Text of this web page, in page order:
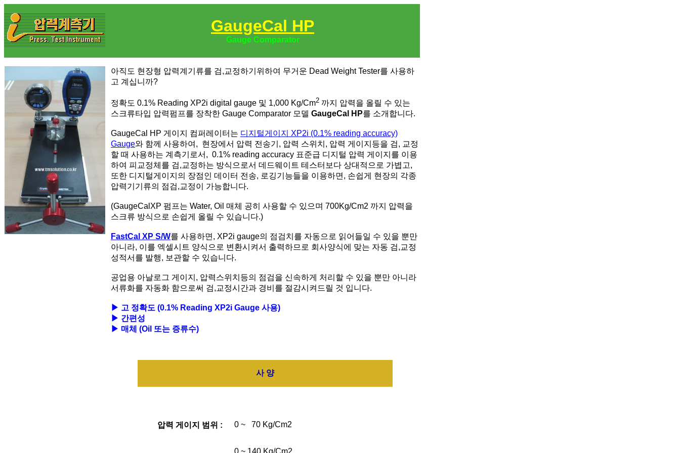
GaugeCal HP
Gauge Comparator
아직도 현장형 압력계기류를 검,교정하기위하여 무거운 Dead Weight Tester를 사용하
고 계십니까?
정확도 0.1% Reading XP2i digital gauge 및 1,000 Kg/Cm2 까지 압력을 올릴 수 있는
스크류타입 압력펌프를 장착한 Gauge Comparator 모델 GaugeCal HP를 소개합니다.
GaugeCal HP 게이지 컴퍼레이터는 디지털게이지 XP2i (0.1% reading accuracy)
Gauge와 함께 사용하여, 현장에서 압력 전송기, 압력 스위치, 압력 게이지등을 검, 교정
할 때 사용하는 계측기로서, 0.1% reading accuracy 표준급 디지털 압력 게이지를 이용
하여 피교정체를 검,교정하는 방식으로서 데드웨이트 테스터보다 상대적으로 가볍고,
또한 디지털게이지의 장점인 데이터 전송, 로깅기능들을 이용하면, 손쉽게 현장의 각종
압력기기류의 점검,교정이 가능합니다.
(GaugeCalXP 펌프는 Water, Oil 매체 공히 사용할 수 있으며 700Kg/Cm2 까지 압력을
스크류 방식으로 손쉽게 올릴 수 있습니다.)
FastCal XP S/W를 사용하면, XP2i gauge의 점검치를 자동으로 읽어들일 수 있을 뿐만
아니라, 이를 엑셀시트 양식으로 변환시켜서 출력하므로 회사양식에 맞는 자동 검,교정
성적서를 발행, 보관할 수 있습니다.
공업용 아날로그 게이지, 압력스위치등의 점검을 신속하게 처리할 수 있을 뿐만 아니라
서류화를 자동화 함으로써 검,교정시간과 경비를 절감시켜드릴 것 입니다.
▶ 고 정확도 (0.1% Reading XP2i Gauge 사용)
▶ 간편성
▶ 매체 (Oil 또는 증류수)
사 양
압력 게이지 범위 : 0 ~ 70 Kg/Cm2